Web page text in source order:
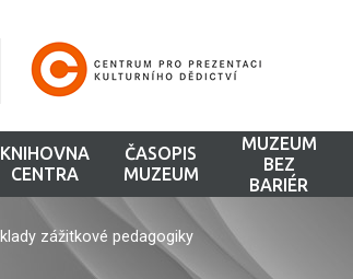
KNIHOVNA
CENTRA
ČASOPIS
MUZEUM
MUZEUM
BEZ
BARIÉR
zážitkové pedagogiky